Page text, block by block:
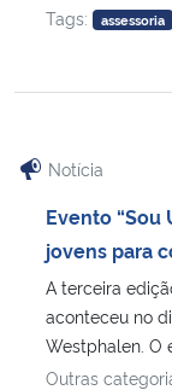
Tags:
assessoria
Notícia
Evento “Sou
jovens para
A terceira
aconteceu no
Westphalen. O
Outras